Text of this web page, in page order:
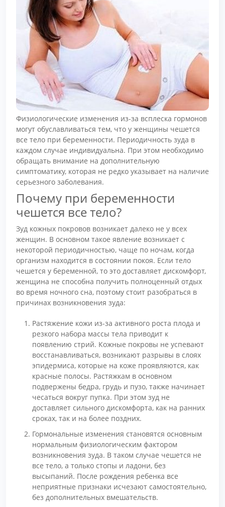
Физиологические изменения из-за всплеска гормонов
могут обуславливаться тем, что у женщины чешется
все тело при беременности. Периодичность зуда в
каждом случае индивидуальна. При этом необходимо
обращать внимание на дополнительную
симптоматику, которая не редко указывает на наличие
серьезного заболевания.
Почему при беременности
чешется все тело?
Зуд кожных покровов возникает далеко не у всех
женщин. В основном такое явление возникает с
некоторой периодичностью, чаще по ночам, когда
организм находится в состоянии покоя. Если тело
чешется у беременной, то это доставляет дискомфорт,
женщина не способна получить полноценный отдых
во время ночного сна, поэтому стоит разобраться в
причинах возникновения зуда:
Растяжение кожи из-за активного роста плода и
резкого набора массы тела приводит к
появлению стрий. Кожные покровы не успевают
восстанавливаться, возникают разрывы в слоях
эпидермиса, которые на коже проявляются, как
красные полосы. Растяжкам в основном
подвержены бедра, грудь и пузо, также начинает
чесаться вокруг пупка. При этом зуд не
доставляет сильного дискомфорта, как на ранних
сроках, так и на более поздних.
Гормональные изменения становятся основным
нормальным физиологическим фактором
возникновения зуда. В таком случае чешется не
все тело, а только стопы и ладони, без
высыпаний. После рождения ребенка все
неприятные признаки исчезают самостоятельно,
без дополнительных вмешательств.